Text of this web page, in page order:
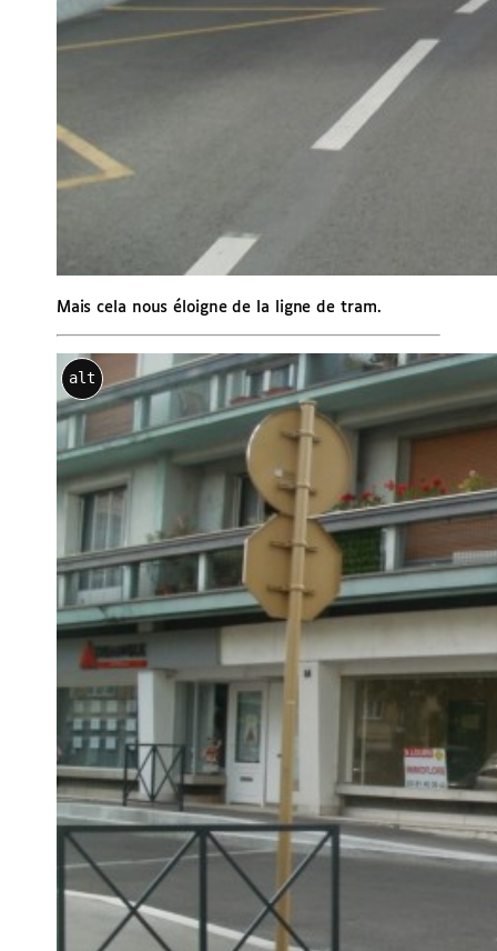
Mais cela nous éloigne de la ligne de tram.
alt